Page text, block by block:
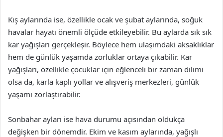
Kış aylarında ise, özellikle ocak ve şubat aylarında, soğuk
havalar hayatı önemli ölçüde etkileyebilir. Bu aylarda sık sık
kar yağışları gerçekleşir. Böylece hem ulaşımdaki aksaklıklar
hem de günlük yaşamda zorluklar ortaya çıkabilir. Kar
yağışları, özellikle çocuklar için eğlenceli bir zaman dilimi
olsa da, karla kaplı yollar ve alışveriş merkezleri, günlük
yaşamı zorlaştırabilir.
Sonbahar ayları ise hava durumu açısından oldukça
değişken bir dönemdir. Ekim ve kasım aylarında, yağışlı